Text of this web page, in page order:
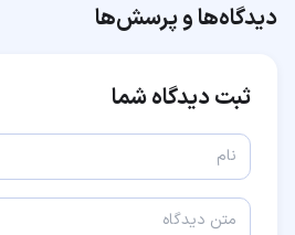
دیدگاه‌ها و پرسش‌ها
ثبت دیدگاه شما